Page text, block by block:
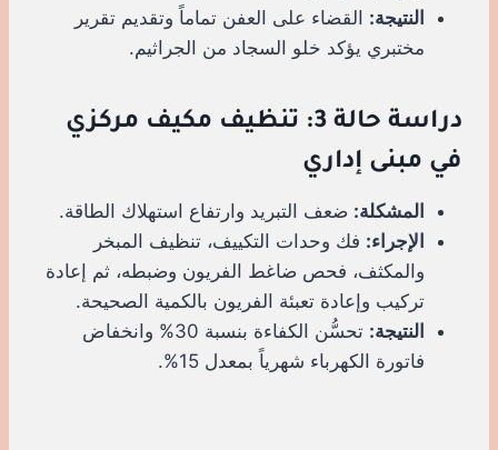
النتيجة: القضاء على العفن تماماً وتقديم تقرير
مختبري يؤكد خلو السجاد من الجراثيم.
دراسة حالة 3: تنظيف مكيف مركزي
في مبنى إداري
المشكلة: ضعف التبريد وارتفاع استهلاك الطاقة.
الإجراء: فك وحدات التكييف، تنظيف المبخر
والمكثف، فحص ضاغط الفريون وضبطه، ثم إعادة
تركيب وإعادة تعبئة الفريون بالكمية الصحيحة.
النتيجة:
تحسُّن الكفاءة بنسبة 30% وانخفاض
فاتورة الكهرباء شهرياً بمعدل 15%.